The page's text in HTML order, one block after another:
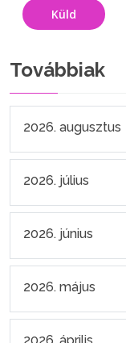
Küld
Továbbiak
2026. augusztus
2026. július
2026. június
2026. május